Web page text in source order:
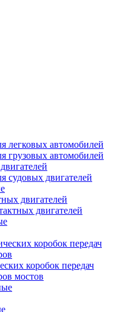
легковых автомобилей
грузовых автомобилей
судовых двигателей
двигателей
двигателей
коробок передач
коробок передач
мостов